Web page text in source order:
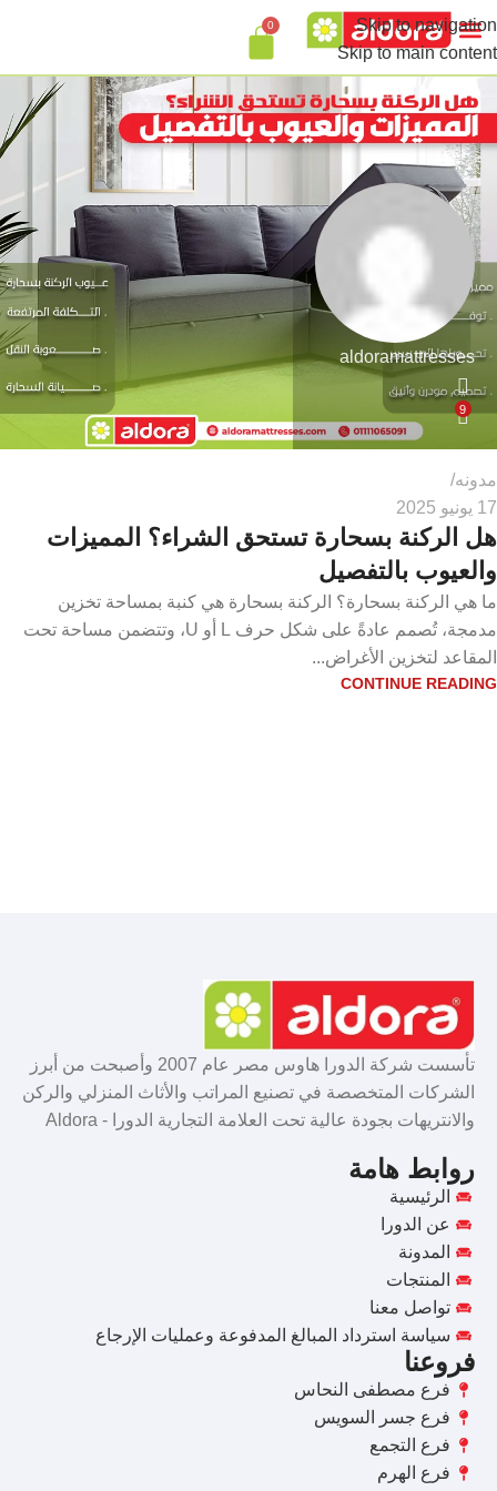
Skip to navigation
Skip to main content
0
aldoramattresses
9
مدونه
17 يونيو 2025
هل الركنة بسحارة تستحق الشراء؟ المميزات
والعيوب بالتفصيل
ما هي الركنة بسحارة؟ الركنة بسحارة هي كنبة بمساحة تخزين
مدمجة، تُصمم عادةً على شكل حرف L أو U، وتتضمن مساحة تحت
المقاعد لتخزين الأغراض...
CONTINUE READING
تأسست شركة الدورا هاوس مصر عام 2007 وأصبحت من أبرز
الشركات المتخصصة في تصنيع المراتب والأثاث المنزلي والركن
والانتريهات بجودة عالية تحت العلامة التجارية الدورا - Aldora
روابط هامة
الرئيسية
عن الدورا
المدونة
المنتجات
تواصل معنا
سياسة استرداد المبالغ المدفوعة وعمليات الإرجاع
فروعنا
فرع مصطفى النحاس
فرع جسر السويس
فرع التجمع
فرع الهرم